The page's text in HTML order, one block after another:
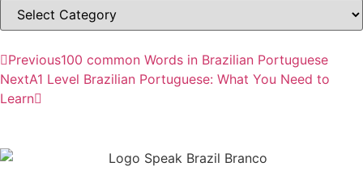
Previous100 common Words in Brazilian Portuguese
NextA1 Level Brazilian Portuguese: What You Need to
Learn